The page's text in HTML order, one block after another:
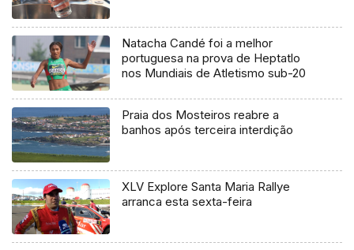
Natacha Candé foi a melhor
portuguesa na prova de Heptatlo
nos Mundiais de Atletismo sub-20
Praia dos Mosteiros reabre a
banhos após terceira interdição
XLV Explore Santa Maria Rallye
arranca esta sexta-feira